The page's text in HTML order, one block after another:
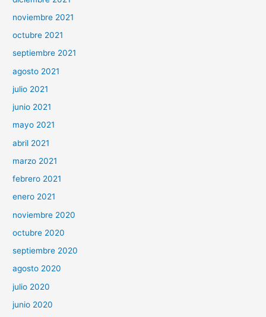
noviembre 2021
octubre 2021
septiembre 2021
agosto 2021
julio 2021
junio 2021
mayo 2021
abril 2021
marzo 2021
febrero 2021
enero 2021
noviembre 2020
octubre 2020
septiembre 2020
agosto 2020
julio 2020
junio 2020